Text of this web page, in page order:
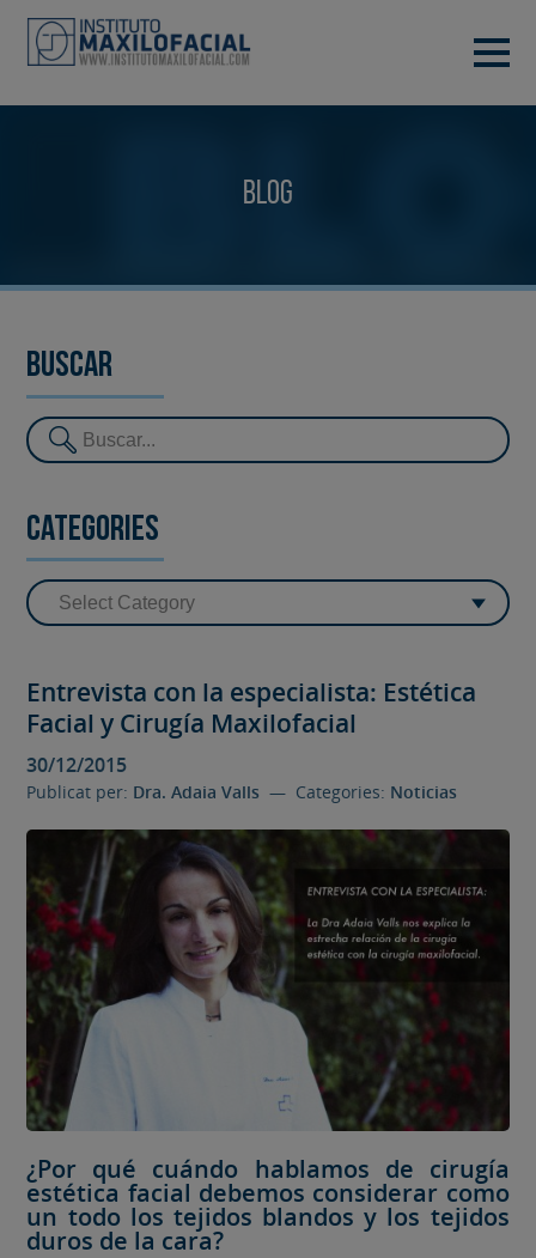
Blog
Buscar
Categories
Entrevista con la especialista: Estética
Facial y Cirugía Maxilofacial
30/12/2015
Publicat per: Dra. Adaia Valls — Categories: Noticias
¿Por qué cuándo hablamos de cirugía
estética facial debemos considerar como
un todo los tejidos blandos y los tejidos
duros de la cara?